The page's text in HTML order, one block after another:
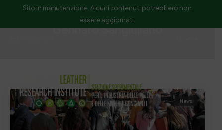
Sito in manutenzione. Alcuni contenuti potrebbero non
essere aggiornati.
Gennaro Sangiuliano
News